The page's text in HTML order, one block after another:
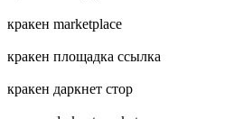
кракен marketplace
кракен площадка ссылка
кракен даркнет стор